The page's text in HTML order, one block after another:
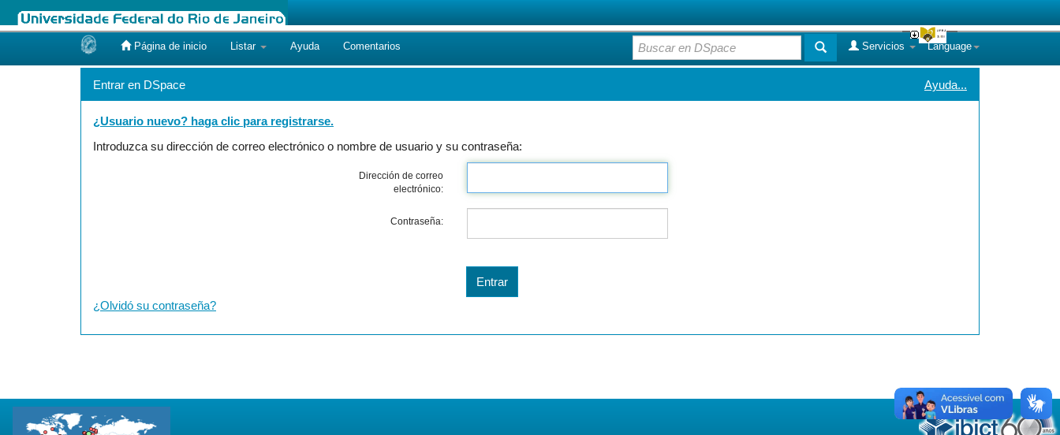
Página de inicio Listar Ayuda Comentarios Language
Servicios
Entrar en DSpace Ayuda...
¿Usuario nuevo? haga clic para registrarse.
Introduzca su dirección de correo electrónico o nombre de usuario y su contraseña:
Dirección de correo
electrónico:
Contraseña:
¿Olvidó su contraseña?